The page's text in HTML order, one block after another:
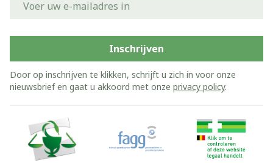
Inschrijven
Door op inschrijven te klikken, schrijft u zich in voor onze
nieuwsbrief en gaat u akkoord met onze privacy policy.